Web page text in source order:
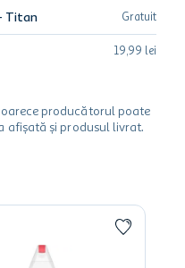
Titan Gratuit
19,99 lei
producătorul poate
afișată și produsul livrat.